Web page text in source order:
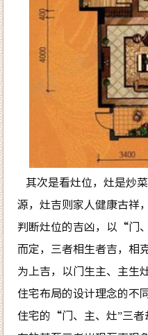
其次是看灶位，灶是炒
源，灶吉则家人健康古祥
判断灶位的吉凶，以“门
而定，三者相生者吉，相
为上吉，以门生主、主生
住宅布局的设计理念的不
住宅的“门、主、灶”三者